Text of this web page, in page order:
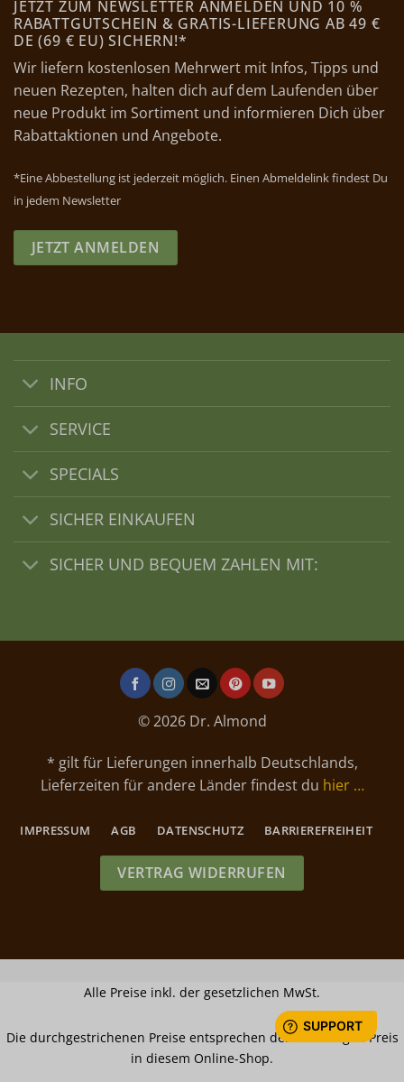
JETZT ZUM NEWSLETTER ANMELDEN UND 10 %
RABATTGUTSCHEIN & GRATIS-LIEFERUNG AB 49 €
DE (69 € EU) SICHERN!*
Wir liefern kostenlosen Mehrwert mit Infos, Tipps und
neuen Rezepten, halten dich auf dem Laufenden über
neue Produkt im Sortiment und informieren Dich über
Rabattaktionen und Angebote.
*Eine Abbestellung ist jederzeit möglich. Einen Abmeldelink findest Du
in jedem Newsletter
JETZT ANMELDEN
INFO
SERVICE
SPECIALS
SICHER EINKAUFEN
SICHER UND BEQUEM ZAHLEN MIT:
© 2026 Dr. Almond
* gilt für Lieferungen innerhalb Deutschlands,
Lieferzeiten für andere Länder findest du hier …
IMPRESSUM AGB DATENSCHUTZ BARRIEREFREIHEIT
VERTRAG WIDERRUFEN
Alle Preise inkl. der gesetzlichen MwSt.
Die durchgestrichenen Preise entsprechen dem bisherigen Preis
in diesem Online-Shop.